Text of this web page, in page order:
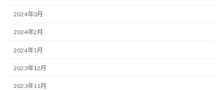
2024年3月
2024年2月
2024年1月
2023年12月
2023年11月